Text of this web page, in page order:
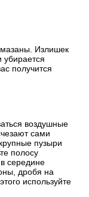
Излишек
получится
воздушные
сами
пузыри
полосу
середине
дробя на
используйте